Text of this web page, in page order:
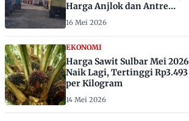
Harga Anjlok dan Antre
Berhari-hari
16 Mei 2026
EKONOMI
Harga Sawit Sulbar Mei 2026
Naik Lagi, Tertinggi Rp3.493
per Kilogram
14 Mei 2026